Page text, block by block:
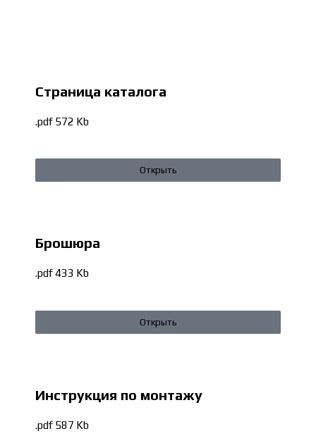
Страница каталога
.pdf 572 Kb
Открыть
Брошюра
.pdf 433 Kb
Открыть
Инструкция по монтажу
.pdf 587 Kb